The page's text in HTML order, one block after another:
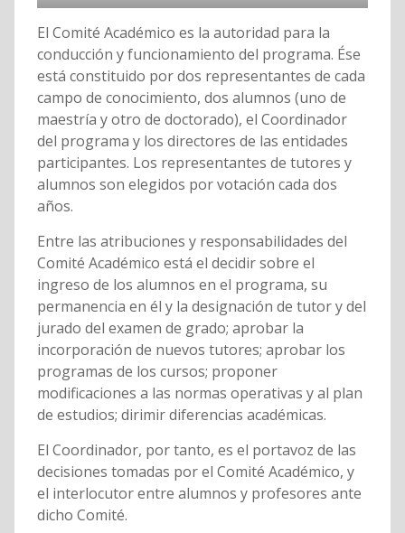
El Comité Académico es la autoridad para la
conducción y funcionamiento del programa. Ése
está constituido por dos representantes de cada
campo de conocimiento, dos alumnos (uno de
maestría y otro de doctorado), el Coordinador
del programa y los directores de las entidades
participantes. Los representantes de tutores y
alumnos son elegidos por votación cada dos
años.
Entre las atribuciones y responsabilidades del
Comité Académico está el decidir sobre el
ingreso de los alumnos en el programa, su
permanencia en él y la designación de tutor y del
jurado del examen de grado; aprobar la
incorporación de nuevos tutores; aprobar los
programas de los cursos; proponer
modificaciones a las normas operativas y al plan
de estudios; dirimir diferencias académicas.
El Coordinador, por tanto, es el portavoz de las
decisiones tomadas por el Comité Académico, y
el interlocutor entre alumnos y profesores ante
dicho Comité.